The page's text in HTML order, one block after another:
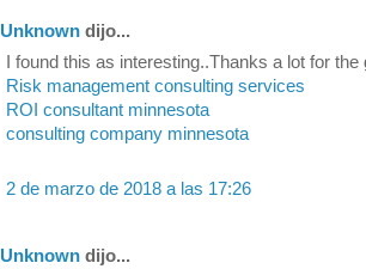
Unknown dijo...
I found this as interesting..Thanks a lot for
Risk management consulting services
ROI consultant minnesota
consulting company minnesota
2 de marzo de 2018 a las 17:26
Unknown dijo...